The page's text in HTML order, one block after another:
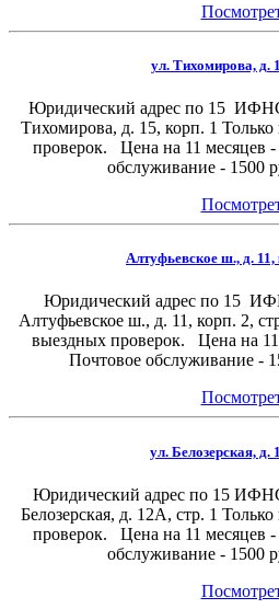
ул. Тихомирова, д.
Юридический адрес по 15
Тихомирова, д. 15, корп. 1
проверок. Цена на 11 месяцев
обслуживание - 1500
Алтуфьевское ш., д. 11,
Юридический адрес по 15
Алтуфьевское ш., д. 11, корп. 2,
выездных проверок. Цена на 11
Почтовое обслуживание -
ул. Белозерская, д.
Юридический адрес по 15
Белозерская, д. 12А, стр. 1
проверок. Цена на 11 месяцев
обслуживание - 1500